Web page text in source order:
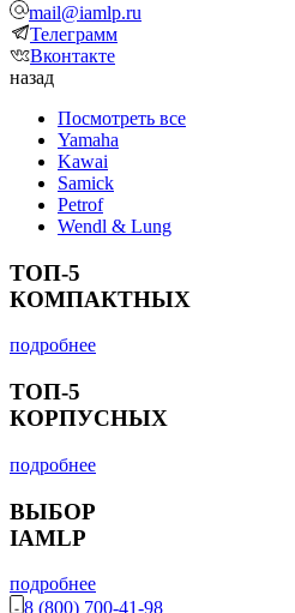
mail@iamlp.ru
Телеграмм
Вконтакте
назад
Посмотреть все
Yamaha
Kawai
Samick
Petrof
Wendl & Lung
ТОП-5
КОМПАКТНЫХ
подробнее
ТОП-5
КОРПУСНЫХ
подробнее
ВЫБОР
IAMLP
подробнее
8 (800) 700-41-98